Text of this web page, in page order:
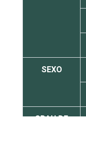
SEXO
GRAU DE